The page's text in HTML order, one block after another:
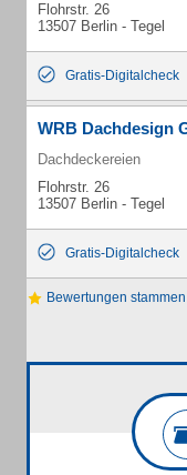
Flohrstr. 26
13507 Berlin - Tegel
Gratis-Digitalcheck
WRB Dachdesign
Dachdeckereien
Flohrstr. 26
13507 Berlin - Tegel
Gratis-Digitalcheck
Bewertungen